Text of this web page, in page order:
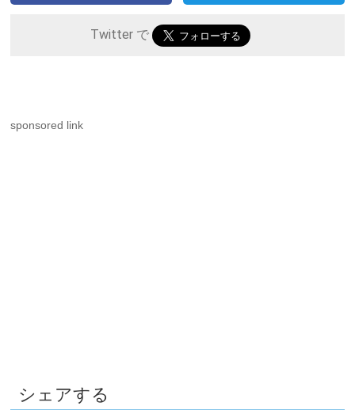
Twitter で
sponsored link
シェアする